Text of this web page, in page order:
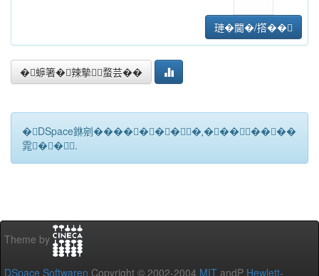
璉�閫�/撘��
�蝷箸�辣摰蝥芸��
�DSpace銝剜�������★��������
雿��.
Theme by
DSpace Softwaren Copyright © 2002-2004 MIT andP Hewlett-